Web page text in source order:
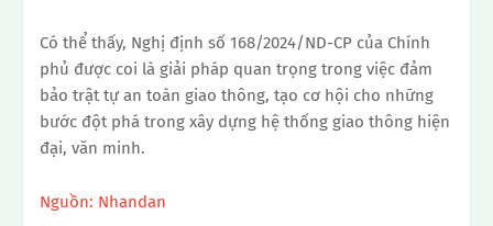
Có thể thấy, Nghị định số 168/2024/ND-CP của Chính
phủ được coi là giải pháp quan trọng trong việc đảm
bảo trật tự an toàn giao thông, tạo cơ hội cho những
bước đột phá trong xây dựng hệ thống giao thông hiện
đại, văn minh.
Nguồn: Nhandan